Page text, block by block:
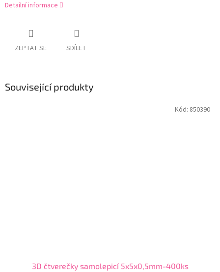
Detailní informace
ZEPTAT SE SDÍLET
Související produkty
3D čtverečky samolepicí 5x5x0,5mm-400ks
Kód: 850390